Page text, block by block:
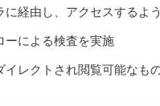
経由し、アクセスするよ
ーによる検査を実施
レクトされ閲覧可能なも